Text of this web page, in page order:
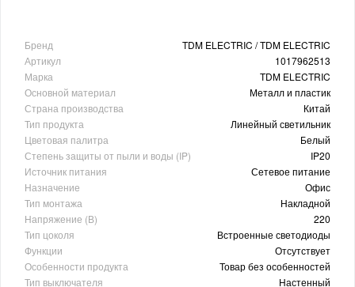
Бренд
TDM ELECTRIC / TDM ELECTRIC
Артикул
1017962513
Марка
TDM ELECTRIC
Основной материал
Металл и пластик
Страна производства
Китай
Тип продукта
Линейный светильник
Цветовая палитра
Белый
Степень защиты от пыли и воды (IP)
IP20
Источник питания
Сетевое питание
Назначение
Офис
Тип монтажа
Накладной
Напряжение (В)
220
Тип цоколя
Встроенные светодиоды
Функции
Отсутствует
Особенности продукта
Товар без особенностей
Тип выключателя
Настенный